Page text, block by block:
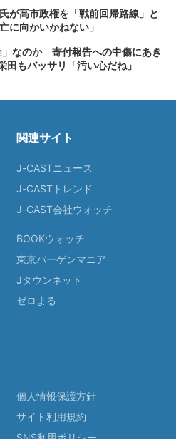
が高市政権を「戦前回帰路線」と
向かいかねない」
なのか 寄付報告への中傷にあき
田もバッサリ「汚い心だね」
関連サイト
J-CASTニュース
J-CASTトレンド
J-CAST会社ウォッチ
BOOKウォッチ
東京バーゲンマニア
Jタウンネット
ゼロまる
個人情報保護方針
サイト利用規約